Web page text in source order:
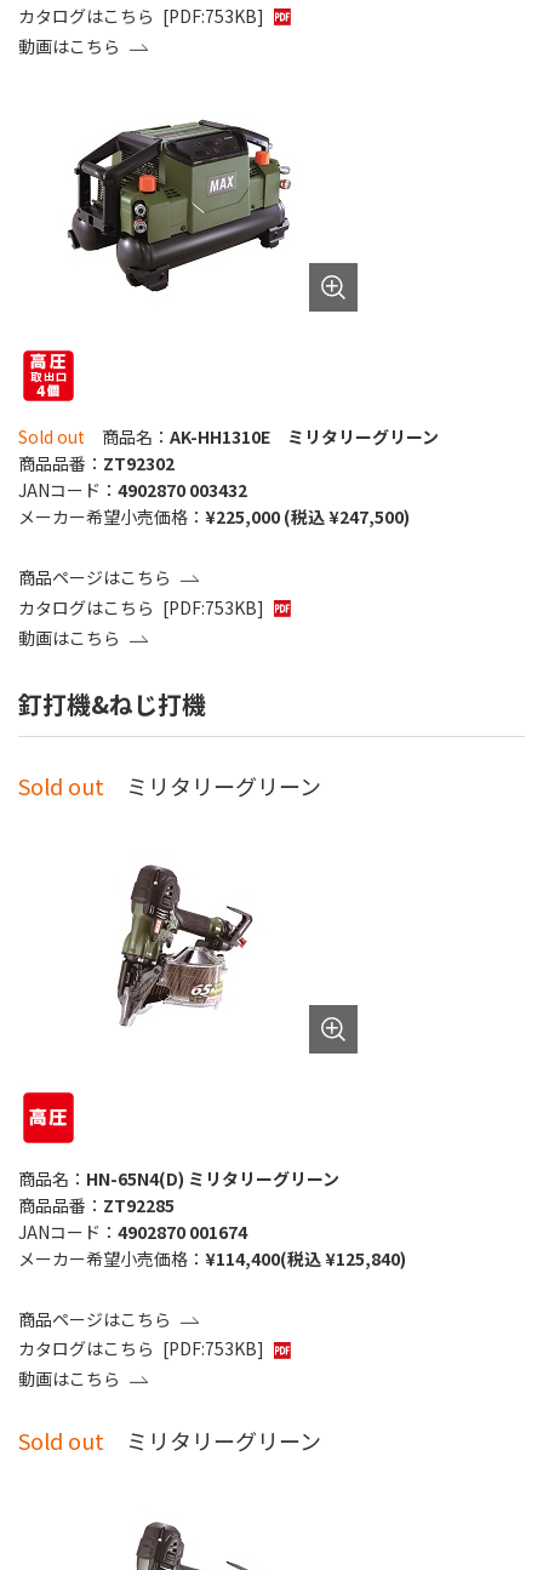
カタログはこちら [PDF:753KB]
動画はこちら
Sold out 商品名： AK-HH1310E ミリタリーグリーン
商品品番： ZT92302
JANコード： 4902870 003432
メーカー希望小売価格： ¥225,000 (税込 ¥247,500)
商品ページはこちら
カタログはこちら [PDF:753KB]
動画はこちら
釘打機&ねじ打機
Sold out ミリタリーグリーン
商品名： HN-65N4(D) ミリタリーグリーン
商品品番： ZT92285
JANコード： 4902870 001674
メーカー希望小売価格： ¥114,400(税込 ¥125,840)
商品ページはこちら
カタログはこちら [PDF:753KB]
動画はこちら
Sold out ミリタリーグリーン